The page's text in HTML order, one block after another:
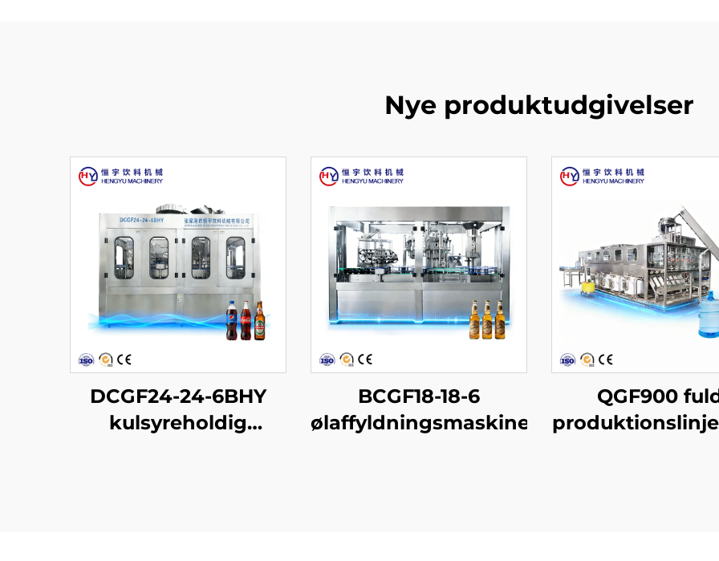
Nye produktudgivelser
DCGF24-24-6BHY
kulsyreholdig
BCGF18-18-6
ølaffyldningsmaskine
QGF900